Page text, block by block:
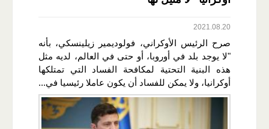
2021.08.20
صرح الرئيس الأوكراني، فولوديمير زيلينسكي، بأنه
"لا يوجد بلد في أوروبا، أو حتى في العالم، لديه مثل
هذه البنية التحتية لمكافحة الفساد التي تمتلكها
أوكرانيا، ولا يمكن للفساد أن يكون عاملا رئيسيا في...